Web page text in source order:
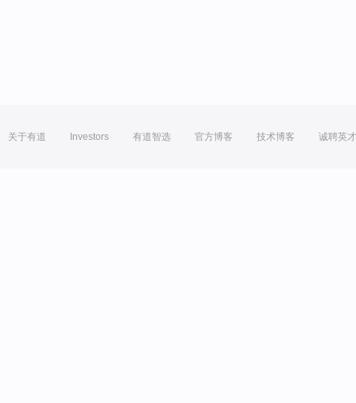
关于有道 Investors 有道智选 官方博客 技术博客 诚聘英才